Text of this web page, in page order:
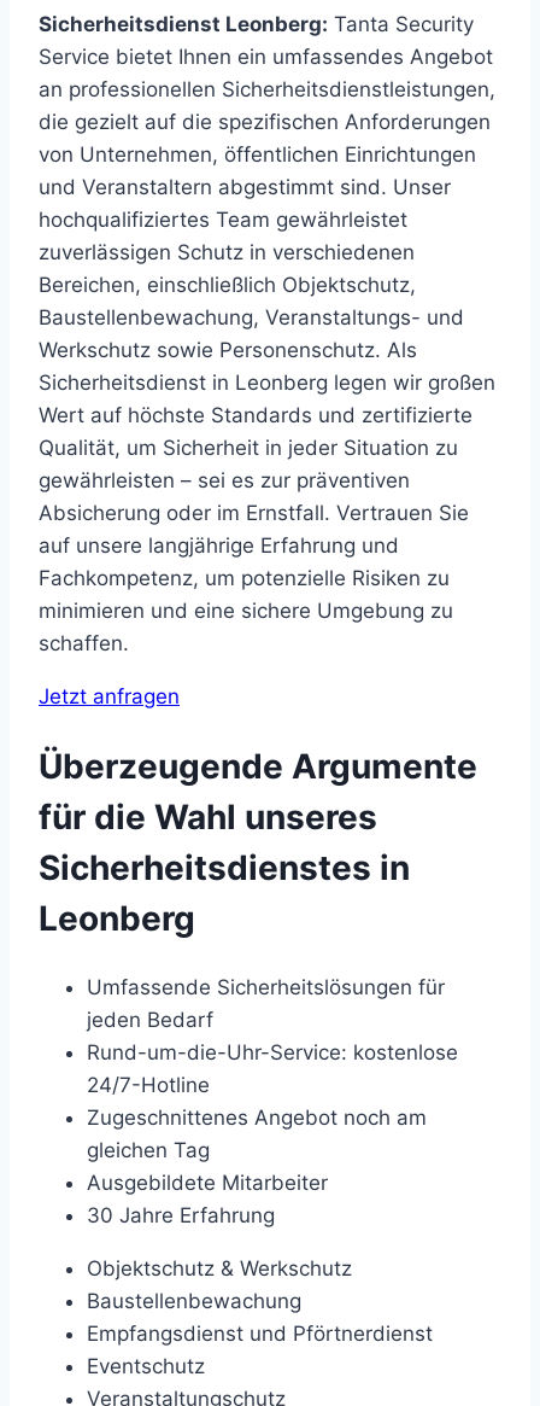
Sicherheitsdienst Leonberg: Tanta Security
Service bietet Ihnen ein umfassendes Angebot
an professionellen Sicherheitsdienstleistungen,
die gezielt auf die spezifischen Anforderungen
von Unternehmen, öffentlichen Einrichtungen
und Veranstaltern abgestimmt sind. Unser
hochqualifiziertes Team gewährleistet
zuverlässigen Schutz in verschiedenen
Bereichen, einschließlich Objektschutz,
Baustellenbewachung, Veranstaltungs- und
Werkschutz sowie Personenschutz. Als
Sicherheitsdienst in Leonberg legen wir großen
Wert auf höchste Standards und zertifizierte
Qualität, um Sicherheit in jeder Situation zu
gewährleisten – sei es zur präventiven
Absicherung oder im Ernstfall. Vertrauen Sie
auf unsere langjährige Erfahrung und
Fachkompetenz, um potenzielle Risiken zu
minimieren und eine sichere Umgebung zu
schaffen.
Jetzt anfragen
Überzeugende Argumente
für die Wahl unseres
Sicherheitsdienstes in
Leonberg
Umfassende Sicherheitslösungen für
jeden Bedarf
Rund-um-die-Uhr-Service: kostenlose
24/7-Hotline
Zugeschnittenes Angebot noch am
gleichen Tag
Ausgebildete Mitarbeiter
30 Jahre Erfahrung
Objektschutz & Werkschutz
Baustellenbewachung
Empfangsdienst und Pförtnerdienst
Eventschutz
Veranstaltungschutz